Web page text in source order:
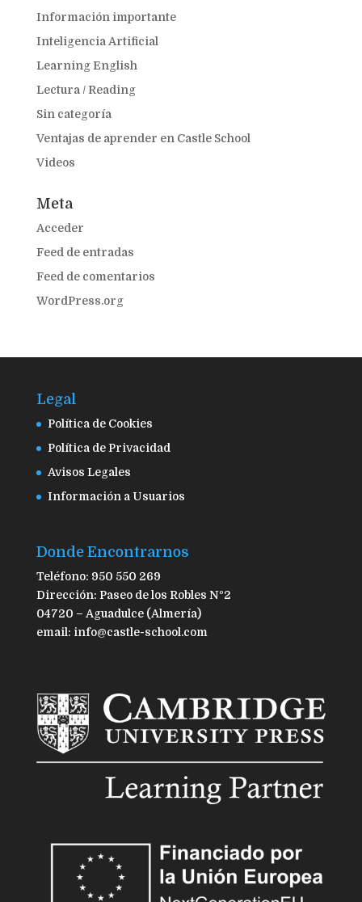
Información importante
Inteligencia Artificial
Learning English
Lectura / Reading
Sin categoría
Ventajas de aprender en Castle School
Videos
Meta
Acceder
Feed de entradas
Feed de comentarios
WordPress.org
Legal
Política de Cookies
Política de Privacidad
Avisos Legales
Información a Usuarios
Donde Encontrarnos
Teléfono: 950 550 269
Dirección: Paseo de los Robles Nº2
04720 – Aguadulce (Almería)
email: info@castle-school.com